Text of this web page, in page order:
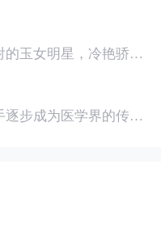
温柔大方的美女校长，星光四射的玉女明星，冷艳骄傲的美女特工，一个二个，全都跑来，撒娇撒赖的要他做她们的私房保镖，这是为什么呢？
一个医院的临时工，凭一双妙手逐步成为医学界的传奇！ 一个社会底层的小人物，靠一腔热血成为人世间的枭王！ 当佛已经无能为力，便由我来普渡众生——杨风。